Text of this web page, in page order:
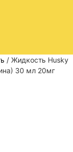
/ Жидкость Husky
30 мл 20мг